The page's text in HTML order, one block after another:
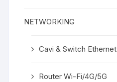
NETWORKING
Cavi & Switch Ethernet
Router Wi-Fi/4G/5G